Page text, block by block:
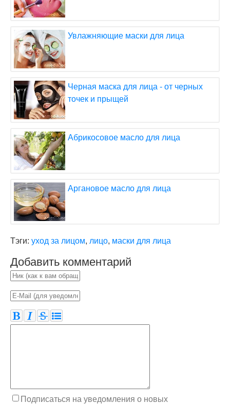
Увлажняющие маски для лица
Черная маска для лица - от черных
точек и прыщей
Абрикосовое масло для лица
Аргановое масло для лица
Тэги: уход за лицом, лицо, маски для лица
Добавить комментарий
Подписаться на уведомления о новых